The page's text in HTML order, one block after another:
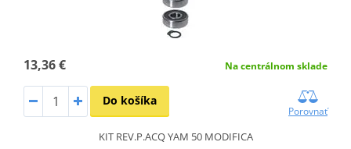
13,36 € Na centrálnom sklade
Do košíka
Porovnať
KIT REV.P.ACQ YAM 50 MODIFICA